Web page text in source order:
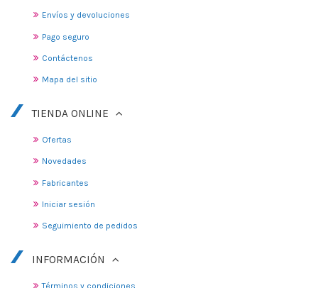
Envíos y devoluciones
Pago seguro
Contáctenos
Mapa del sitio
TIENDA ONLINE
Ofertas
Novedades
Fabricantes
Iniciar sesión
Seguimiento de pedidos
INFORMACIÓN
Términos y condiciones